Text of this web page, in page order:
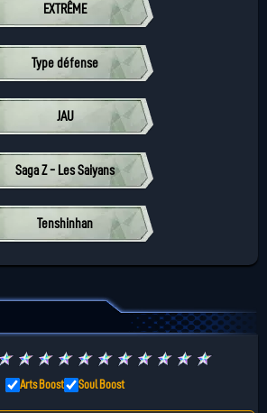
EXTRÊME
Type défense
JAU
Saga Z - Les Saiyans
Tenshinhan
★ ★ ★ ★ ★ ★ ★ ★ ★ ★ ★
Arts Boost Soul Boost